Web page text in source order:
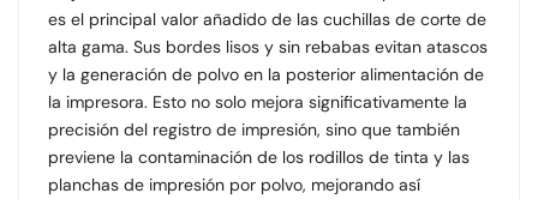
es el principal valor añadido de las cuchillas de corte de
alta gama. Sus bordes lisos y sin rebabas evitan atascos
y la generación de polvo en la posterior alimentación de
la impresora. Esto no solo mejora significativamente la
precisión del registro de impresión, sino que también
previene la contaminación de los rodillos de tinta y las
planchas de impresión por polvo, mejorando así